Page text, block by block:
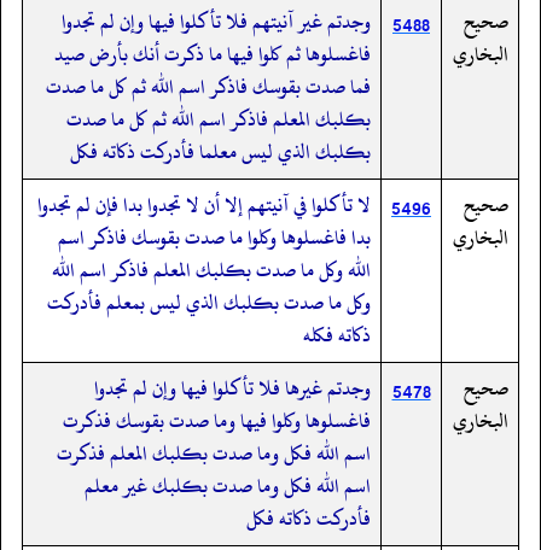
صحيح
البخاري
5488 وجدتم غير آنيتهم فلا تأكلوا فيها وإن لم تجدوا
فاغسلوها ثم كلوا فيها ما ذكرت أنك بأرض صيد
فما صدت بقوسك فاذكر اسم الله ثم كل ما صدت
بكلبك المعلم فاذكر اسم الله ثم كل ما صدت
بكلبك الذي ليس معلما فأدركت ذكاته فكل
صحيح
البخاري
5496 لا تأكلوا في آنيتهم إلا أن لا تجدوا بدا فإن لم تجدوا
بدا فاغسلوها وكلوا ما صدت بقوسك فاذكر اسم
الله وكل ما صدت بكلبك المعلم فاذكر اسم الله
وكل ما صدت بكلبك الذي ليس بمعلم فأدركت
ذكاته فكله
صحيح
البخاري
5478 وجدتم غيرها فلا تأكلوا فيها وإن لم تجدوا
فاغسلوها وكلوا فيها وما صدت بقوسك فذكرت
اسم الله فكل وما صدت بكلبك المعلم فذكرت
اسم الله فكل وما صدت بكلبك غير معلم
فأدركت ذكاته فكل